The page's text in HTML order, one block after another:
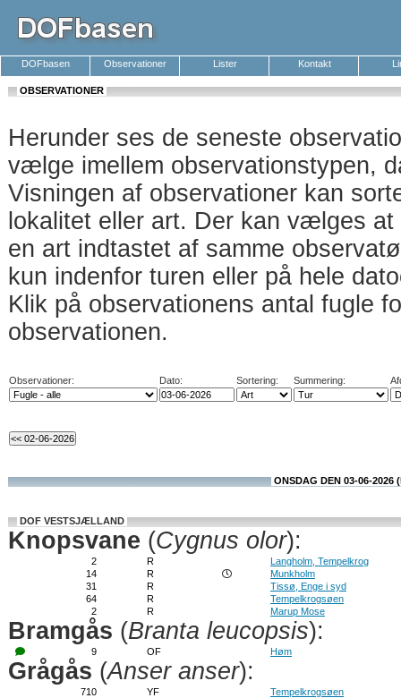
DOFbasen Observationer Lister Kontakt
OBSERVATIONER
Herunder ses de seneste
vælge imellem observationstypen,
Visningen af observationer kan
lokalitet eller art. Der kan vælges
en art indtastet af samme
kun indenfor turen eller på hele
Klik på observationens antal fugle
observationen.
Observationer: Dato: Sortering: Summering:
ONSDAG DEN 03-06-2026 (
DOF VESTSJÆLLAND
Knopsvane (Cygnus olor):
2 R
Langholm, Tempelkrog
14
R
Munkholm
31
R
Tissø, Enge i syd
64
R
Tempelkrogsøen
2
R Marup Mose
Bramgås (Branta leucopsis):
9 OF Høm
Grågås (Anser anser):
710 YF
Tempelkrogsøen